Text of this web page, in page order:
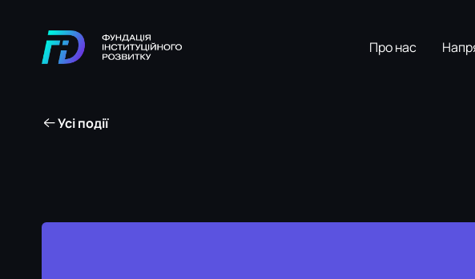
Про нас
Усі події